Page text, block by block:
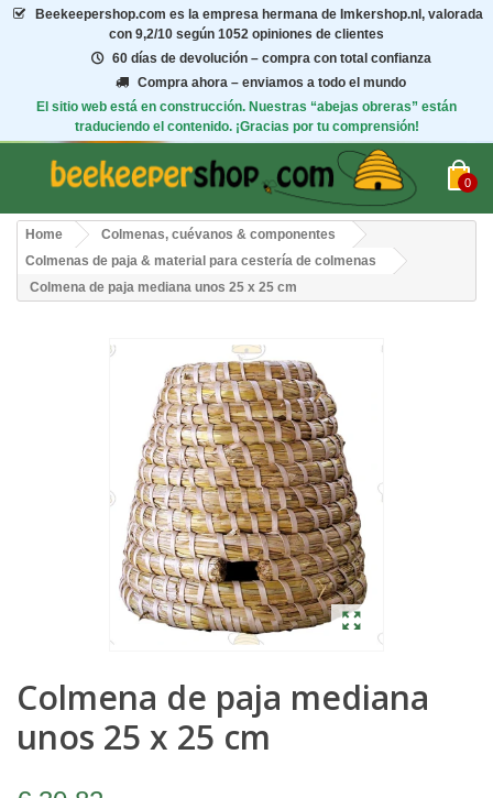
Beekeepershop.com es la empresa hermana de Imkershop.nl, valorada
con 9,2/10 según 1052 opiniones de clientes
60 días de devolución – compra con total confianza
Compra ahora – enviamos a todo el mundo
El sitio web está en construcción. Nuestras “abejas obreras” están
traduciendo el contenido. ¡Gracias por tu comprensión!
0
Home
Colmenas, cuévanos & componentes
Colmenas de paja & material para cestería de colmenas
Colmena de paja mediana unos 25 x 25 cm
Colmena de paja mediana
unos 25 x 25 cm